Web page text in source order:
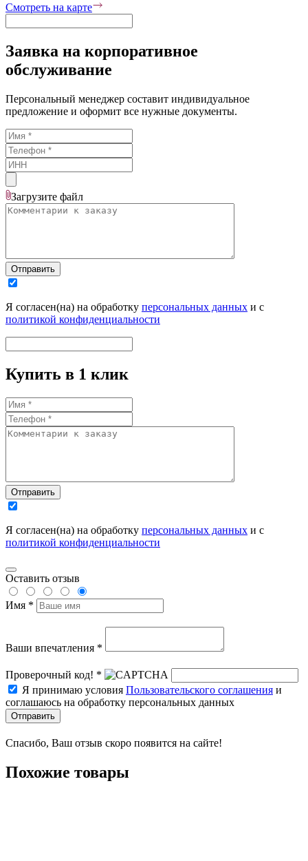
Смотреть на карте
Заявка на корпоративное
обслуживание
Персональный менеджер составит индивидуальное
предложение и оформит все нужные документы.
Загрузите файл
Отправить
Я согласен(на) на обработку персональных данных и с
политикой конфиденциальности
Купить в 1 клик
Отправить
Я согласен(на) на обработку персональных данных и с
политикой конфиденциальности
Оставить отзыв
Имя *
Ваши впечатления *
Проверочный код! *
Я принимаю условия Пользовательского соглашения и
соглашаюсь на обработку персональных данных
Отправить
Спасибо, Ваш отзыв скоро появится на сайте!
Похожие товары